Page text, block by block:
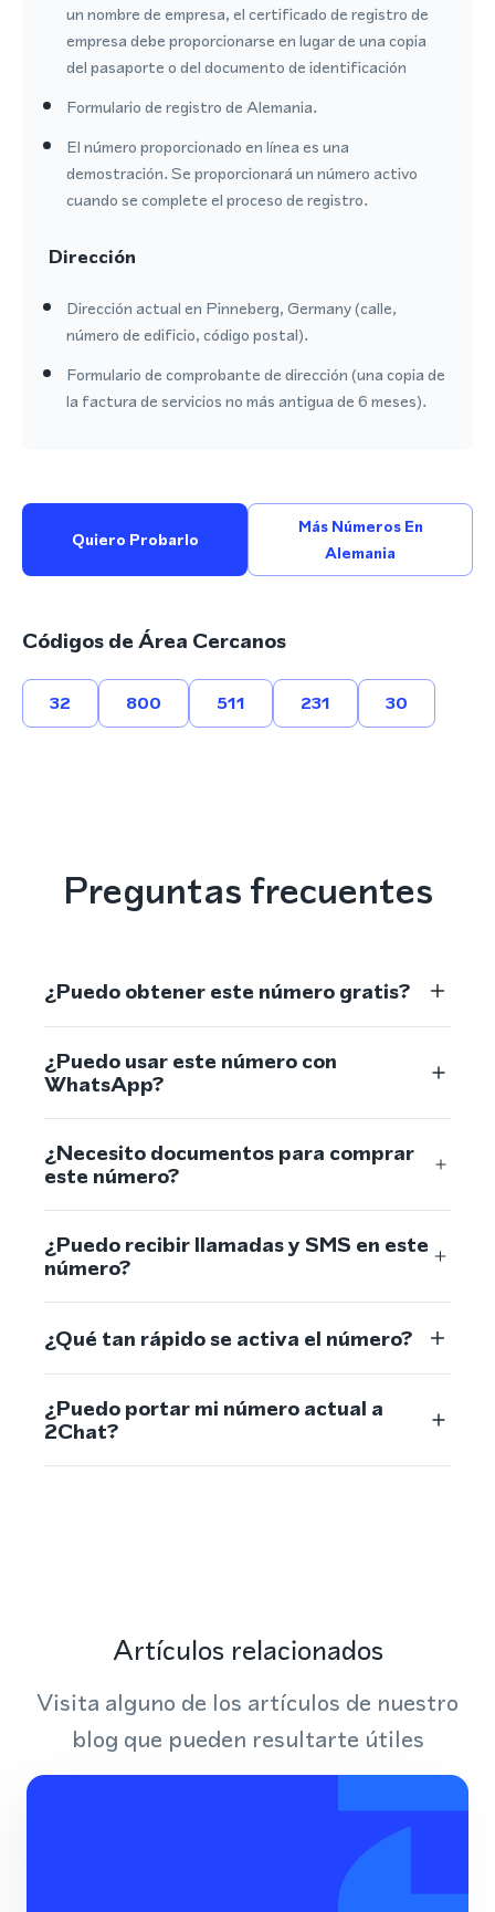
un nombre de empresa, el certificado de registro de
empresa debe proporcionarse en lugar de una copia
del pasaporte o del documento de identificación
Formulario de registro de Alemania.
El número proporcionado en línea es una
demostración. Se proporcionará un número activo
cuando se complete el proceso de registro.
Dirección
Dirección actual en Pinneberg, Germany (calle,
número de edificio, código postal).
Formulario de comprobante de dirección (una copia de
la factura de servicios no más antigua de 6 meses).
Quiero Probarlo
Más Números En
Alemania
Códigos de Área Cercanos
32 800 511 231 30
Preguntas frecuentes
¿Puedo obtener este número gratis?
¿Puedo usar este número con
WhatsApp?
¿Necesito documentos para comprar
este número?
¿Puedo recibir llamadas y SMS en este
número?
¿Qué tan rápido se activa el número?
¿Puedo portar mi número actual a
2Chat?
Artículos relacionados
Visita alguno de los artículos de nuestro
blog que pueden resultarte útiles